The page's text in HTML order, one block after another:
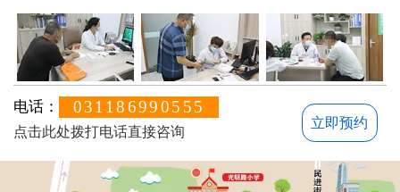
电话： 031186990555
点击此处拨打电话直接咨询
立即预约